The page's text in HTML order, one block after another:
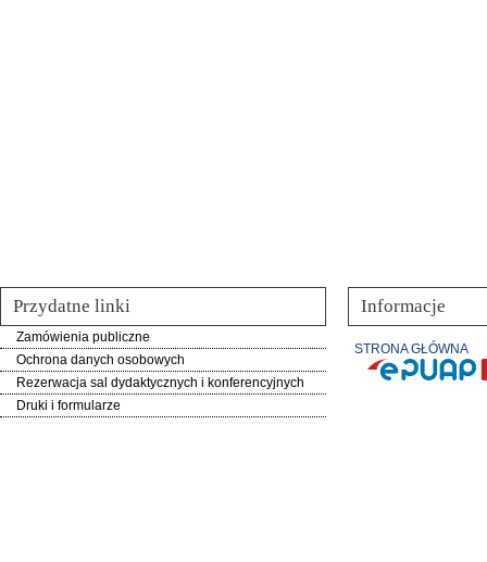
Przydatne linki
Zamówienia publiczne
Ochrona danych osobowych
Rezerwacja sal dydaktycznych i konferencyjnych
Druki i formularze
Informacje
STRONA GŁÓWNA